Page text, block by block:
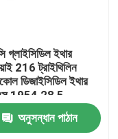
গ্লাইসিডিল ইথার
216 ট্রাইথিলিন
ডিজাইসিডিল ইথার
1954 28 5
অনুসন্ধান পাঠান